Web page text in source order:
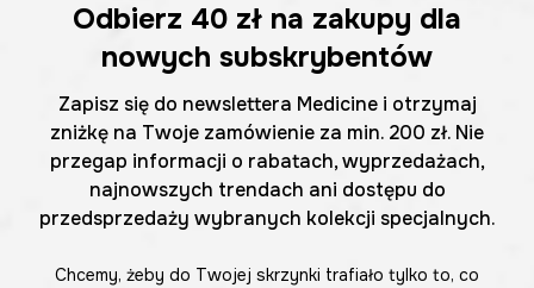
Odbierz 40 zł na zakupy dla
nowych subskrybentów
Zapisz się do newslettera Medicine i otrzymaj
zniżkę na Twoje zamówienie za min. 200 zł. Nie
przegap informacji o rabatach, wyprzedażach,
najnowszych trendach ani dostępu do
przedsprzedaży wybranych kolekcji specjalnych.
Chcemy, żeby do Twojej skrzynki trafiało tylko to, co